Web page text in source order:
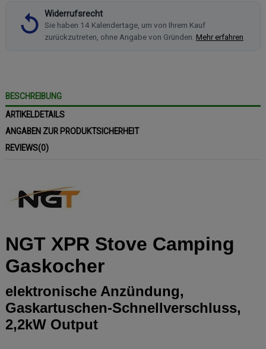
Widerrufsrecht
Sie haben 14 Kalendertage, um von Ihrem Kauf
zurückzutreten, ohne Angabe von Gründen. Mehr erfahren
BESCHREIBUNG
ARTIKELDETAILS
ANGABEN ZUR PRODUKTSICHERHEIT
REVIEWS(0)
NGT XPR Stove Camping
Gaskocher
elektronische Anzündung,
Gaskartuschen-Schnellverschluss,
2,2kW Output